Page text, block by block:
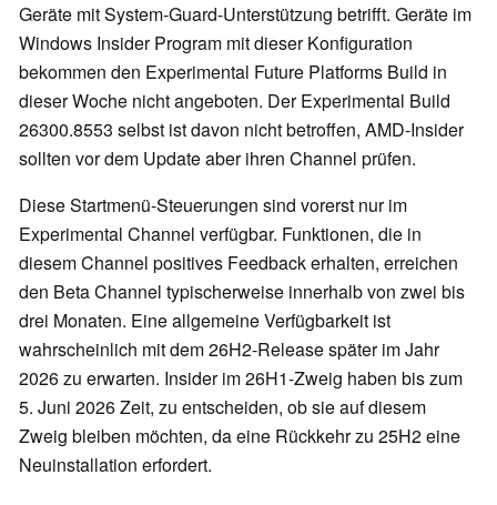
Geräte mit System-Guard-Unterstützung betrifft. Geräte im
Windows Insider Program mit dieser Konfiguration
bekommen den Experimental Future Platforms Build in
dieser Woche nicht angeboten. Der Experimental Build
26300.8553 selbst ist davon nicht betroffen, AMD-Insider
sollten vor dem Update aber ihren Channel prüfen.
Diese Startmenü-Steuerungen sind vorerst nur im
Experimental Channel verfügbar. Funktionen, die in
diesem Channel positives Feedback erhalten, erreichen
den Beta Channel typischerweise innerhalb von zwei bis
drei Monaten. Eine allgemeine Verfügbarkeit ist
wahrscheinlich mit dem 26H2-Release später im Jahr
2026 zu erwarten. Insider im 26H1-Zweig haben bis zum
5. Juni 2026 Zeit, zu entscheiden, ob sie auf diesem
Zweig bleiben möchten, da eine Rückkehr zu 25H2 eine
Neuinstallation erfordert.